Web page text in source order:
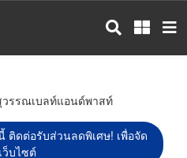
รรณเบลท์แอนด์พาสท์
ติดต่อรับส่วนลดพิเศษ! เพื่อจัด
ว็บไซต์